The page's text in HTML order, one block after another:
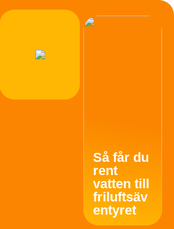
Så får du
rent
vatten till
friluftsäv
entyret